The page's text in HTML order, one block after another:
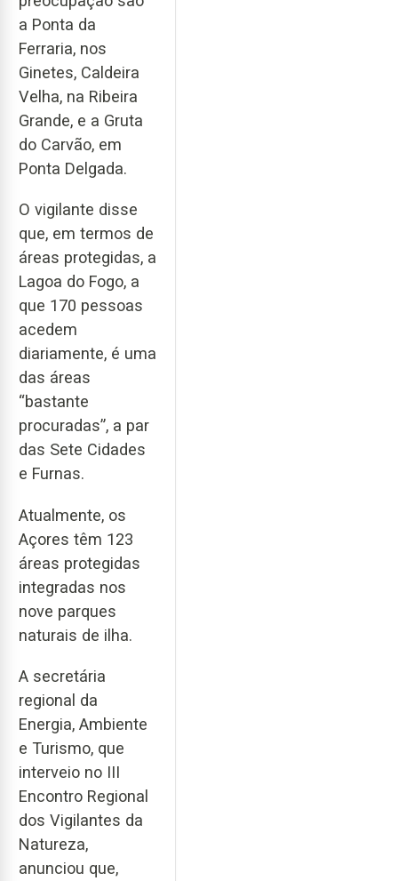
a Ponta da
Ferraria, nos
Ginetes, Caldeira
Velha, na Ribeira
Grande, e a Gruta
do Carvão, em
Ponta Delgada.
O vigilante disse
que, em termos de
áreas protegidas, a
Lagoa do Fogo, a
que 170 pessoas
acedem
diariamente, é uma
das áreas
“bastante
procuradas”, a par
das Sete Cidades
e Furnas.
Atualmente, os
Açores têm 123
áreas protegidas
integradas nos
nove parques
naturais de ilha.
A secretária
regional da
Energia, Ambiente
e Turismo, que
interveio no III
Encontro Regional
dos Vigilantes da
Natureza,
anunciou que,